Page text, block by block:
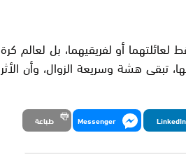
أو لفريقيهما، بل لعالم كرة
تبقى هشة وسريعة الزوال، وأن الأثر
LinkedIn
Messenger طباعة